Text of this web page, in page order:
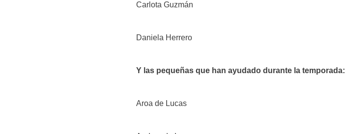
Carlota Guzmán
Daniela Herrero
Y las pequeñas que han ayudado durante la temporada:
Aroa de Lucas